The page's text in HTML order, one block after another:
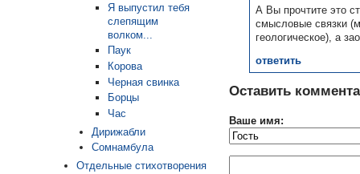
Я выпустил тебя
слепящим
волком...
Паук
Корова
Черная свинка
Борцы
Час
Дирижабли
Сомнамбула
Отдельные стихотворения
А Вы прочтите это
смысловые связки
геологическое), а
ответить
Оставить
Ваше имя: